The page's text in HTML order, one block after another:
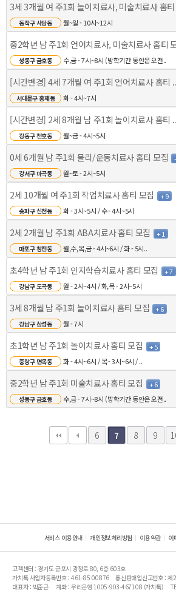
동작구 사당동 월~일 - 10시~12시
중2학년 남 주1회 언어치료사, 미술치료사 홈티
성동구 금호동 수,금 - 7시~8시 (방학기간 동안은 오전..
[시간변경] 4세 7개월 여 주1회 언어치료사 홈티 ..
서대문구 홍제동 화 - 4시~7시
[시간변경] 2세 8개월 남 주1회 놀이치료사 홈티 ..
강동구 천호동 월~금 - 4시~5시
0세 6개월 남 주1회 물리/운동치료사 홈티 모집
강서구 마곡동 월~토 - 2시~5시
2세 10개월 여 주1회 작업치료사 홈티 모집 + 9
송파구 신천동 화 - 3시~5시 / 수 - 4시~5시
2세 2개월 남 주1회 ABA치료사 홈티 모집 + 1
마포구 창전동 월,수,목,금 - 4시~6시 / 화 - 5시..
초4학년 남 주1회 인지학습치료사 홈티 모집 + 7
강남구 도곡동 월 - 2시~4시 / 화,목 - 2시~5시
3세 8개월 남 주1회 놀이치료사 홈티 모집 + 6
강남구 삼성동 월 - 7시
초1학년 남 주1회 놀이치료사 홈티 모집 + 5
중랑구 면목동 화 - 4시~6시 / 목 - 3시~6시 / ..
중2학년 남 주1회 미술치료사 홈티 모집 + 6
성동구 금호동 수,금 - 7시~8시 (방학기간 동안은 오전..
6 7 8 9
서비스 이용안내 개인정보처리방침 이용약관 이
고객센터 : 경기도 군포시 광정로 80, 6층 603호
가치톡 사업자등록번호 : 461-85-00876
통신판매업신고번호 :
대표자 : 박준근
계좌 : 우리은행 1005-903-467108 (가치톡)